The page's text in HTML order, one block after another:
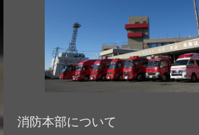
消防本部について